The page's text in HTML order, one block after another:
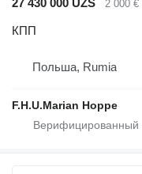
27 430 000 UZS
2 000 €
КПП
Польша, Rumia
F.H.U.Marian Hoppe